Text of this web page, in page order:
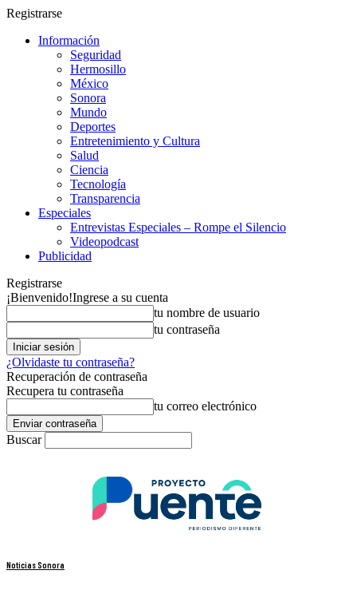
Registrarse
Información
Seguridad
Hermosillo
México
Sonora
Mundo
Deportes
Entretenimiento y Cultura
Salud
Ciencia
Tecnología
Transparencia
Especiales
Entrevistas Especiales – Rompe el Silencio
Videopodcast
Publicidad
Registrarse
¡Bienvenido!Ingrese a su cuenta
tu nombre de usuario
tu contraseña
¿Olvidaste tu contraseña?
Recuperación de contraseña
Recupera tu contraseña
tu correo electrónico
Buscar
Noticias Sonora